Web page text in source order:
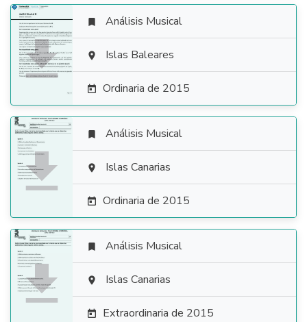

 Análisis Musical
 Islas Baleares
 Ordinaria de 2015

 Análisis Musical
 Islas Canarias
 Ordinaria de 2015

 Análisis Musical
 Islas Canarias
 Extraordinaria de 2015